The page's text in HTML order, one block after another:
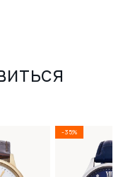
-35%